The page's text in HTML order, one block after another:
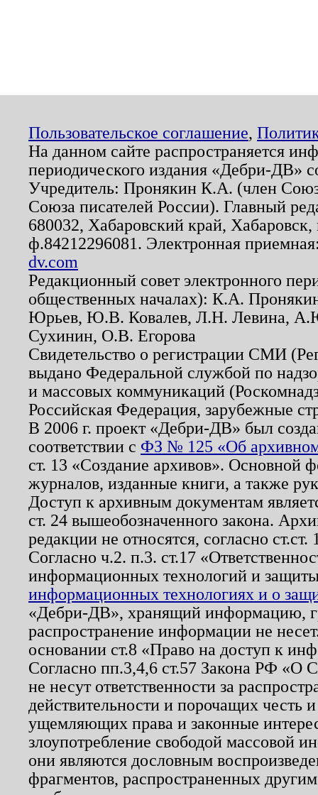
Пользовательское соглашение,
На данном сайте распространяется
периодического издания «Дебри-ДВ»
Учредитель: Пронякин К.А. (член
Союза писателей России). Главный
680032, Хабаровский край,
ф.84212296081. Электронная
dv.com
Редакционный совет электронного
общественных началах): К.А.
Юрьев, Ю.В. Ковалев, Л.Н. Левина,
Сухинин, О.В. Егорова
Свидетельство о регистрации СМИ
выдано Федеральной службой по
и массовых коммуникаций
Российская Федерация, зарубежные
В 2006 г. проект «Дебри-ДВ» был
соответствии с ФЗ № 125 «Об
ст. 13 «Создание архивов». Основной
журналов, изданные книги, а также
Доступ к архивным документам
ст. 24 вышеобозначенного закона.
редакции не относятся, согласно
Согласно ч.2. п.3. ст.17
информационных технологий и
информационных технологиях и о
«Дебри-ДВ», хранящий информацию,
распространение информации не
основании ст.8 «Право на доступ к
Согласно пп.3,4,6 ст.57 Закона РФ «О
не несут ответственности за
действительности и порочащих честь
ущемляющих права и законные
злоупотребление свободой массовой
они являются дословным
фрагментов, распространенных